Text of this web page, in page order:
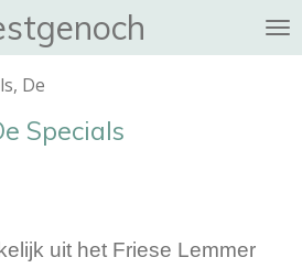
De
Specials
uit het Friese Lemmer